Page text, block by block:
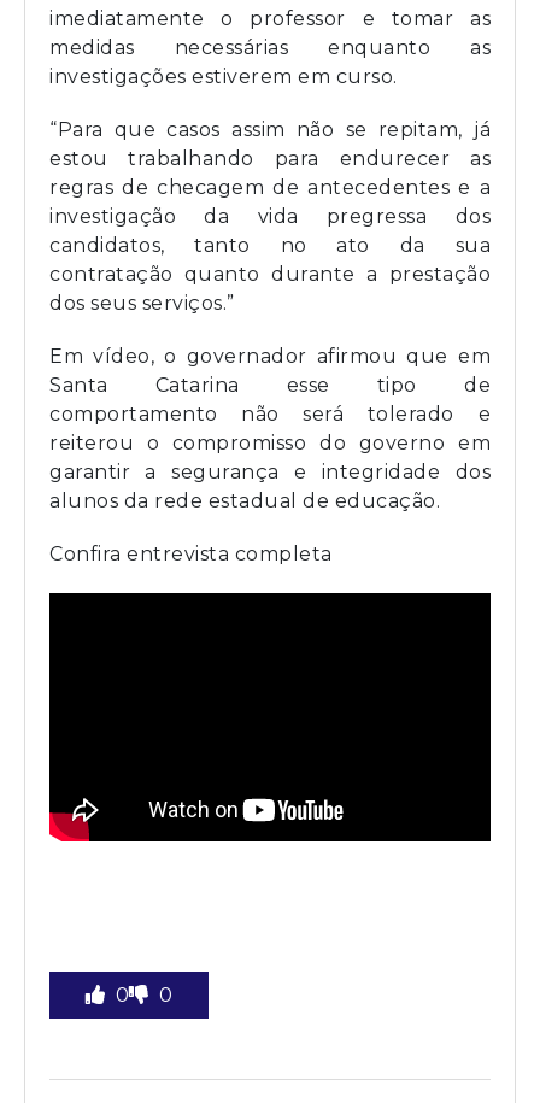
imediatamente o professor e tomar as
medidas necessárias enquanto as
investigações estiverem em curso.
“Para que casos assim não se repitam, já
estou trabalhando para endurecer as
regras de checagem de antecedentes e a
investigação da vida pregressa dos
candidatos, tanto no ato da sua
contratação quanto durante a prestação
dos seus serviços.”
Em vídeo, o governador afirmou que em
Santa Catarina esse tipo de
comportamento não será tolerado e
reiterou o compromisso do governo em
garantir a segurança e integridade dos
alunos da rede estadual de educação.
Confira entrevista completa
0 0